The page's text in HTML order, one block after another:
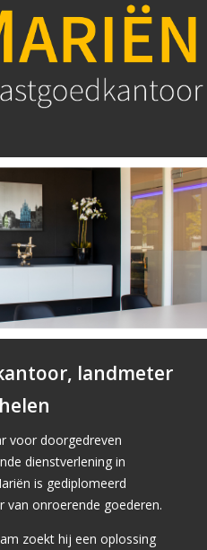
landmeter
voor doorgedreven
dienstverlening in
is gediplomeerd
van onroerende goederen.
zoekt hij een oplossing